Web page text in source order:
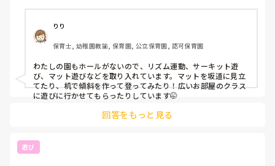
りり
保育士, 幼稚園教諭, 保育園, 公立保育園, 認可保育園
わたしの園もホールがないので、リズム運動、サーキット遊
び、マット遊びなどを取り入れています。マットを坂道に見立
てたり、机で傾斜を作って登ってみたり！広いお部屋のクラス
に遊びに行かせてもらったりしています🤭
回答をもっと見る
遊び